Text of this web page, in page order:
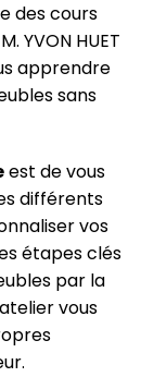
des cours
YVON HUET
apprendre
sans
est de vous
différents
vos
étapes clés
par la
vous